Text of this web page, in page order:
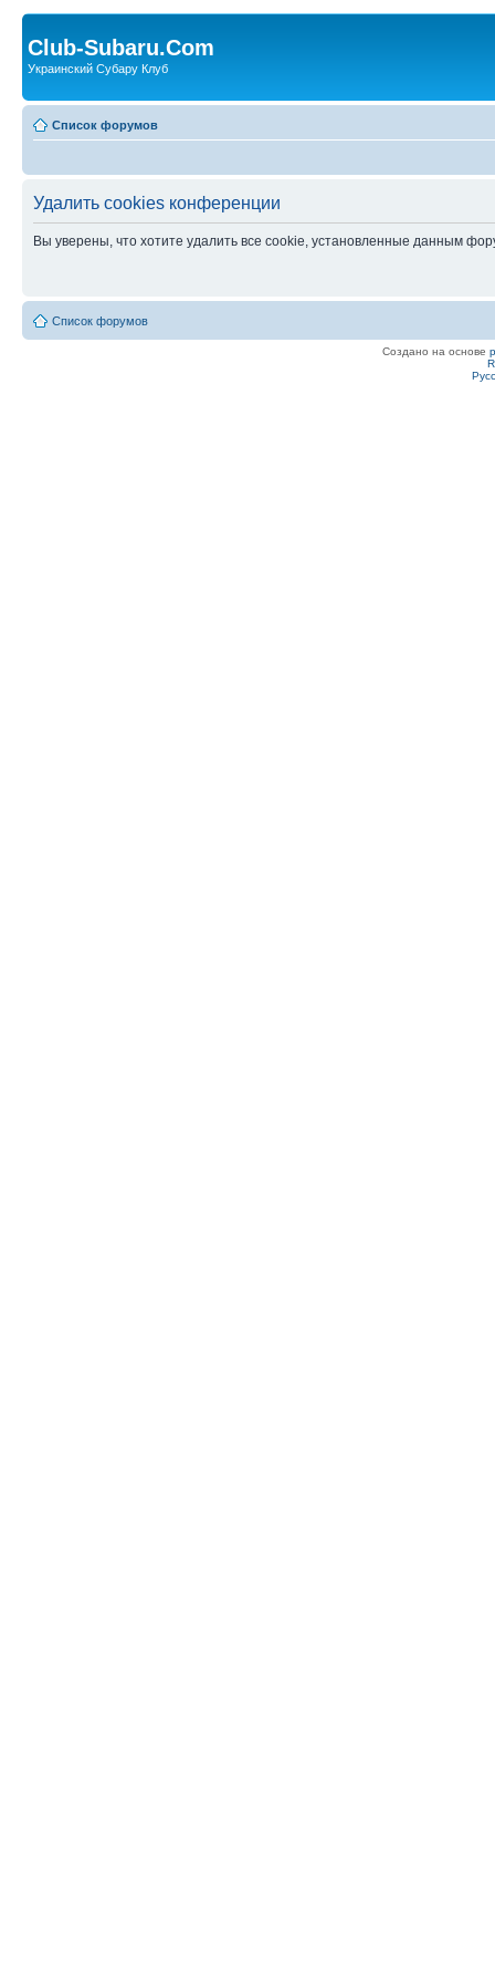
Club-Subaru.Com
Украинский Субару Клуб
Список форумов
Удалить cookies конференции
Вы уверены, что хотите удалить все cookie, установленные данным
Список форумов
Создано на основе